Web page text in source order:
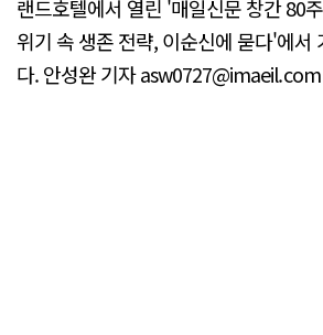
랜드호텔에서 열린 '매일신문 창간 80
위기 속 생존 전략, 이순신에 묻다'에서
다. 안성완 기자 asw0727@imaeil.com